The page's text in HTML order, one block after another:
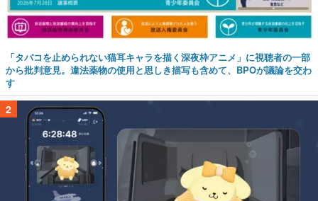
「タバコを止められない猫耳キャラを描く深夜枠アニメ」に視聴者の一部
から批判意見。違法薬物の使用と思しき描写も含めて、BPOが議論を交わ
す
2